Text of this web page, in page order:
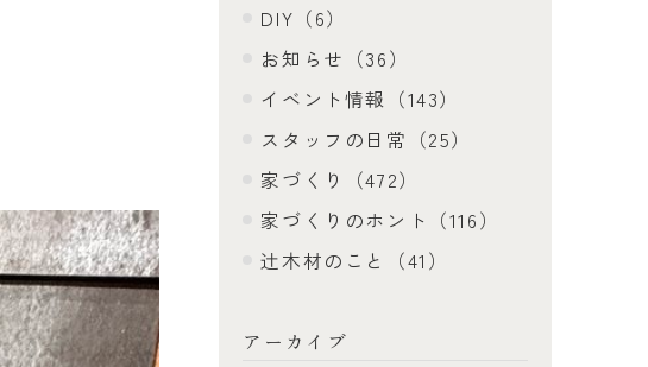
DIY（6）
お知らせ（36）
イベント情報（143）
スタッフの日常（25）
家づくり（472）
家づくりのホント（116）
辻木材のこと（41）
アーカイブ